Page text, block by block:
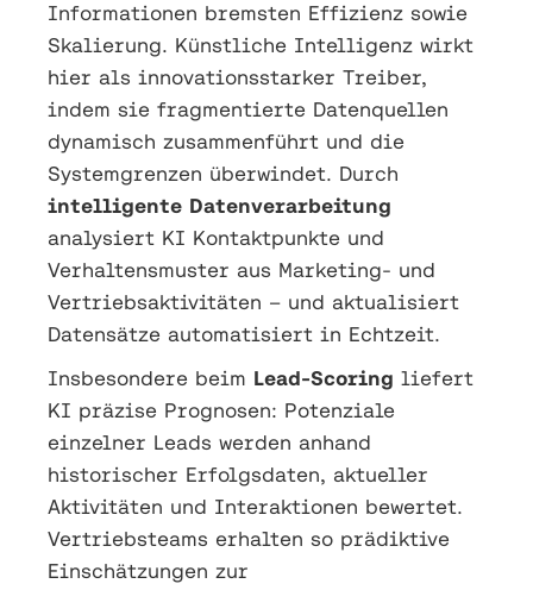
Informationen bremsten Effizienz sowie
Skalierung. Künstliche Intelligenz wirkt
hier als innovationsstarker Treiber,
indem sie fragmentierte Datenquellen
dynamisch zusammenführt und die
Systemgrenzen überwindet. Durch
intelligente Datenverarbeitung
analysiert KI Kontaktpunkte und
Verhaltensmuster aus Marketing- und
Vertriebsaktivitäten – und aktualisiert
Datensätze automatisiert in Echtzeit.
Insbesondere beim Lead-Scoring liefert
KI präzise Prognosen: Potenziale
einzelner Leads werden anhand
historischer Erfolgsdaten, aktueller
Aktivitäten und Interaktionen bewertet.
Vertriebsteams erhalten so prädiktive
Einschätzungen zur